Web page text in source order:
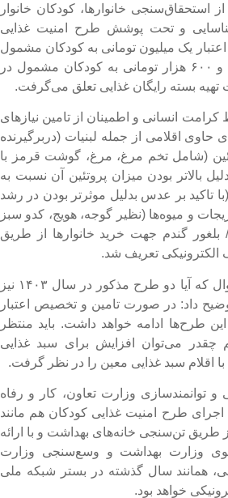
خانوارها، کودکان خانوار
و تحت پوشش طرح امنیت غذایی
یک میلیون تومانی به کودکان مشمول
در خانوارهای دهک ۱ تا ۵ و ۶۰۰ هزار تومانی به کودکان مشمول در
انسانی و اطمینان از تامین نیازهای
حاوی اقلامی از جمله لبنیات (دربرگیرنده
(شامل تخم مرغ، مرغ، گوشت قرمز با
بالاتر بودن میزان پروتئین آن نسبت به
تاکید بر عدس بدلیل موثرتر بودن در رشد
و میوه‌ها (نظیر گوجه، هویج، کدو سبز
بلغور گندم جهت خرید خانوارها از طریق
الکترونیکی تعریف شد.
قیومی در پاسخ به این سوال که آیا دو طرح مذکور در سال ۱۴۰۳ نیز
داد: در صورت تامین و تخصیص اعتبار
طرح‌ها ادامه خواهد داشت. باید منتظر
چقدر می‌توان افزایش برای سبد غذایی
اقلام سبد غذایی معین را در نظر گرفت.
و توانمندسازی وزارت تعاون، کار و رفاه
طرح امنیت غذایی کودکان هم مانند
که از طریق تن‌سنجی خانه‌های بهداشت و با ارائه
وزارت بهداشت و وسع‌سنجی وزارت
همانند سال گذشته در بستر شبکه ملی
خواهد بود.